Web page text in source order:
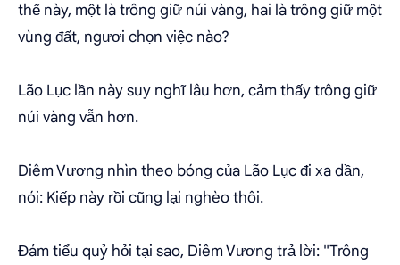
thế này, một là trông giữ núi vàng, hai là trông giữ một
vùng đất, ngươi chọn việc nào?
Lão Lục lần này suy nghĩ lâu hơn, cảm thấy trông giữ
núi vàng vẫn hơn.
Diêm Vương nhìn theo bóng của Lão Lục đi xa dần,
nói: Kiếp này rồi cũng lại nghèo thôi.
Đám tiểu quỷ hỏi tại sao, Diêm Vương trả lời: "Trông